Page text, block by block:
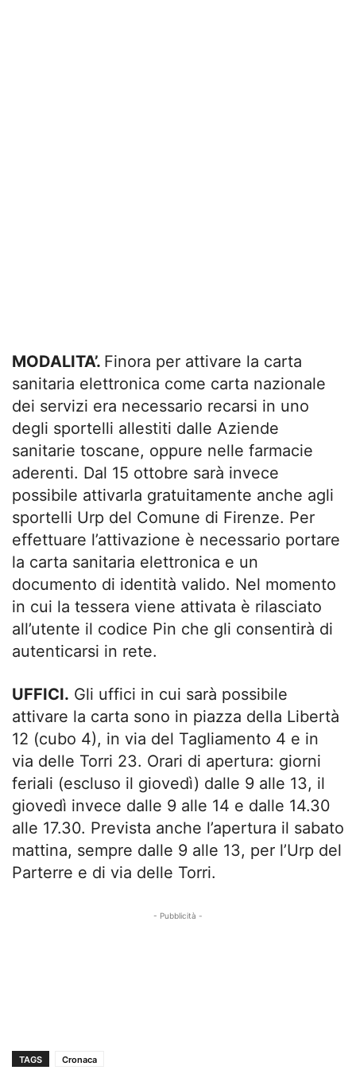
MODALITA’. Finora per attivare la carta
sanitaria elettronica come carta nazionale
dei servizi era necessario recarsi in uno
degli sportelli allestiti dalle Aziende
sanitarie toscane, oppure nelle farmacie
aderenti. Dal 15 ottobre sarà invece
possibile attivarla gratuitamente anche agli
sportelli Urp del Comune di Firenze. Per
effettuare l’attivazione è necessario portare
la carta sanitaria elettronica e un
documento di identità valido. Nel momento
in cui la tessera viene attivata è rilasciato
all’utente il codice Pin che gli consentirà di
autenticarsi in rete.
UFFICI. Gli uffici in cui sarà possibile
attivare la carta sono in piazza della Libertà
12 (cubo 4), in via del Tagliamento 4 e in
via delle Torri 23. Orari di apertura: giorni
feriali (escluso il giovedì) dalle 9 alle 13, il
giovedì invece dalle 9 alle 14 e dalle 14.30
alle 17.30. Prevista anche l’apertura il sabato
mattina, sempre dalle 9 alle 13, per l’Urp del
Parterre e di via delle Torri.
- Pubblicità -
TAGS Cronaca